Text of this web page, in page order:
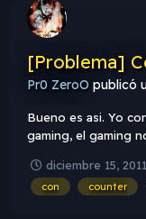
[Problema]
Pr0 ZeroO publicó
Bueno es asi. Yo
gaming, el gaming
cambio de map en
al panel, tambien
diciembre 15,
con counter